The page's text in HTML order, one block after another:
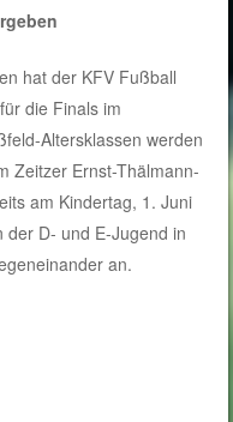
hat der KFV Fußball
die Finals im
Altersklassen werden
Zeitzer Ernst-Thälmann-
am Kindertag, 1. Juni
der D- und E-Jugend in
an.